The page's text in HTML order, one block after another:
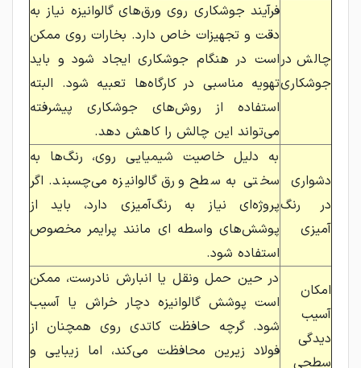
چالش در
جوشکاری
فرآیند جوشکاری روی ورق‌های گالوانیزه نیاز به
دقت و تجهیزات خاص دارد. بخارات روی ممکن
است در هنگام جوشکاری ایجاد شود و باید
تهویه مناسبی در کارگاه‌ها تعبیه شود. البته
استفاده از روش‌های جوشکاری پیشرفته
می‌تواند این چالش را کاهش دهد.
دشواری
در رنگ
‌آمیزی
به دلیل خاصیت شیمیایی روی، رنگ‌ها به
سختی به سطح ورق گالوانیزه می‌چسبند. اگر
پروژه‌ای نیاز به رنگ‌آمیزی دارد، باید از
پوشش‌های واسطه ‌ای مانند پرایمر مخصوص
استفاده شود.
امکان
آسیب‌
دیدگی
سطحی
در حین حمل‌ ونقل یا انبارش نادرست، ممکن
است پوشش گالوانیزه دچار خراش یا آسیب
شود. گرچه حافظت کاتدی روی همچنان از
فولاد زیرین محافظت می‌کند، اما زیبایی و